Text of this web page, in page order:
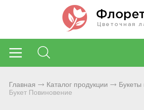
Главная Каталог продукции Букеты
Букет Повиновение